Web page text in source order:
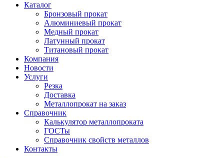
Каталог
Бронзовый прокат
Алюминиевый прокат
Медный прокат
Латунный прокат
Титановый прокат
Компания
Новости
Услуги
Резка
Доставка
Металлопрокат на заказ
Справочник
Калькулятор металлопроката
ГОСТы
Справочник свойств металлов
Контакты